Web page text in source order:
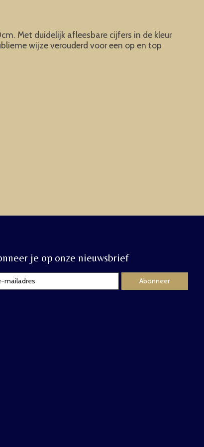
Met duidelijk afleesbare cijfers in de kleur
wijze verouderd voor een op en top
je op onze nieuwsbrief
Abonneer